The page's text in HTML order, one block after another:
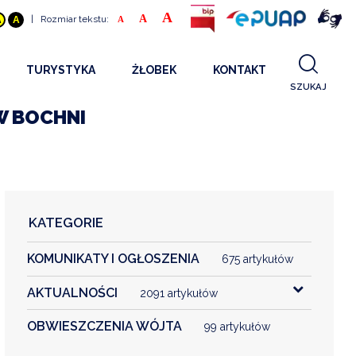
A | Rozmiar tekstu: A A A
TURYSTYKA ŻŁOBEK
KONTAKT
KONTAKT
SZUKAJ
BOCHNI
KATEGORIE
KOMUNIKATY I OGŁOSZENIA 675 artykułów
AKTUALNOŚCI 2091 artykułów
OBWIESZCZENIA WÓJTA 99 artykułów